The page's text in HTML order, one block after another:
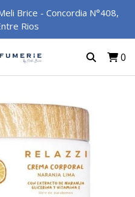
Brice - Concordia N°408,
Rios
0